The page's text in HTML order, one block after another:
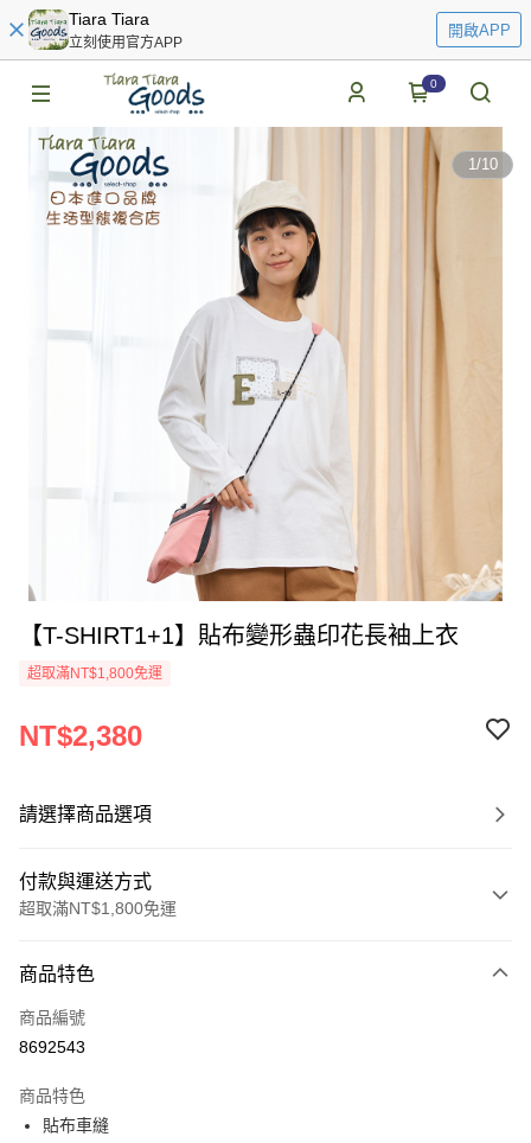
Tiara Tiara
立刻使用官方APP
開啟APP
0
1/10
【T-SHIRT1+1】貼布變形蟲印花長袖上衣
超取滿NT$1,800免運
NT$2,380
請選擇商品選項
付款與運送方式
超取滿NT$1,800免運
信用卡一次付款
超商取貨付款
街口支付
商品特色
商品編號
8692543
商品特色
貼布車縫